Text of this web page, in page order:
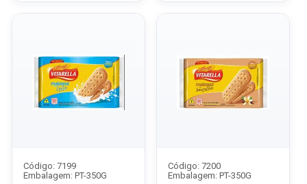
Código: 7199
Embalagem: PT-350G
Código: 7200
Embalagem: PT-350G